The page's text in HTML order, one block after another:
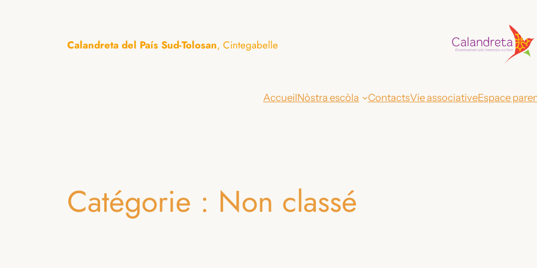
Calandreta del País Sud-Tolosan, Cintegabelle
AccueilNòstra escòla ContactsVie associativeEspace
Catégorie : Non classé